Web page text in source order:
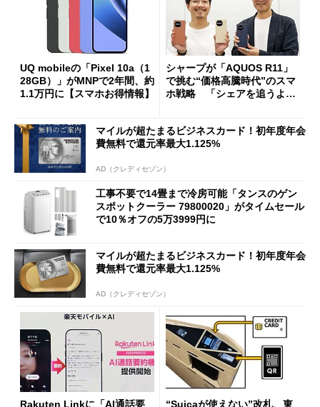
UQ mobileの「Pixel 10a（1
28GB）」がMNPで2年間、約
1.1万円に【スマホお得情報】
シャープが「AQUOS R11」
で挑む“価格高騰時代”のスマ
ホ戦略 「シェアを追うより
マイルが超たまるビジネスカード！初年度年会
費無料で還元率最大1.125%
AD（クレディセゾン）
工事不要で14畳まで冷房可能「タンスのゲン
スポットクーラー 79800020」がタイムセール
で10％オフの5万3999円に
マイルが超たまるビジネスカード！初年度年会
費無料で還元率最大1.125%
AD（クレディセゾン）
Rakuten Linkに「AI通話要 “Suicaが使えない”改札、東